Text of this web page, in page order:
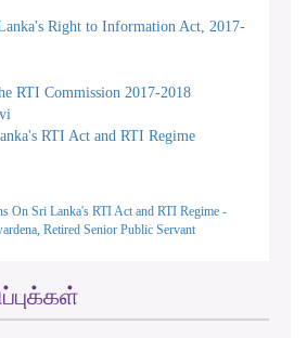
Right to Information Act, 2017-
RTI Commission 2017-2018
RTI Act and RTI Regime
On Sri Lanka's RTI Act and RTI Regime -
Retired Senior Public Servant